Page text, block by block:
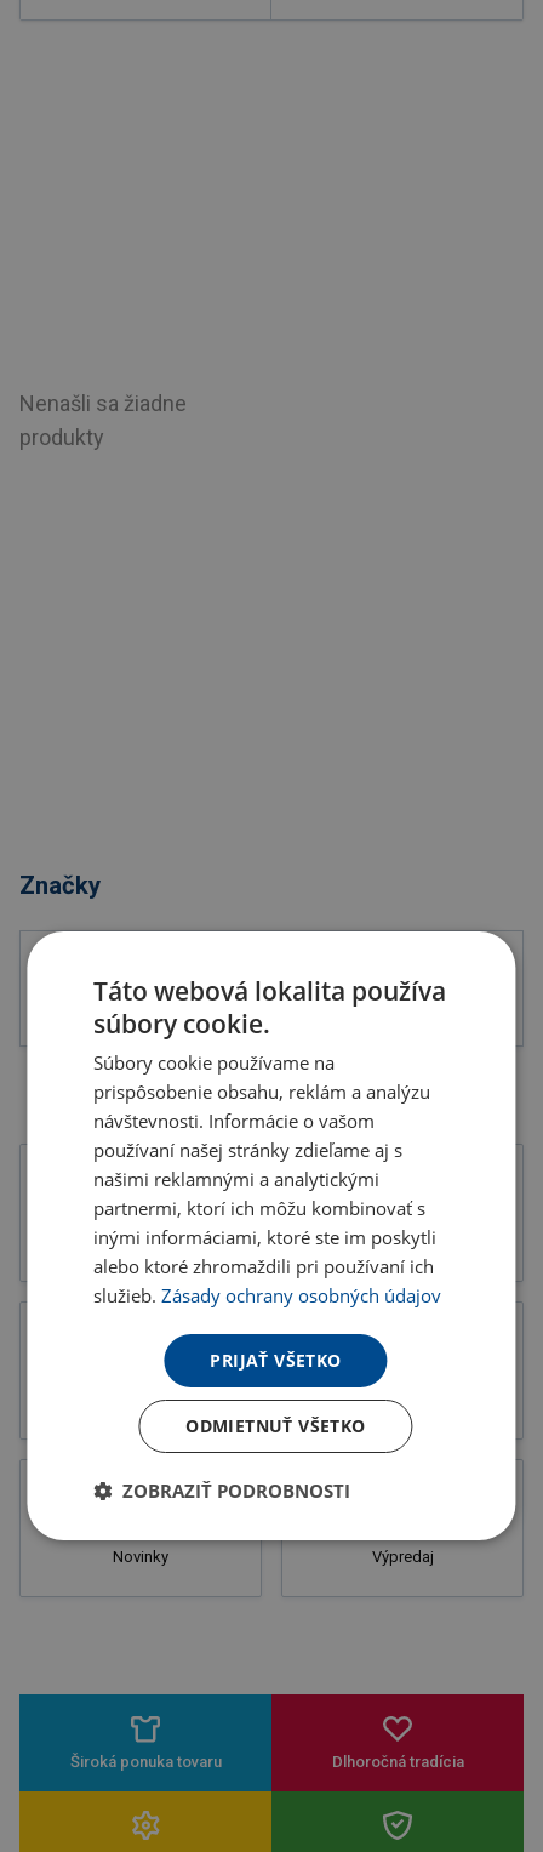
Nenašli sa žiadne
produkty
Značky
Tlačoviny Katalógy
Letáky Potlač
Novinky Výpredaj
Široká ponuka tovaru Dlhoročná tradícia
Táto webová lokalita používa
súbory cookie.
Súbory cookie používame na
prispôsobenie obsahu, reklám a analýzu
návštevnosti. Informácie o vašom
používaní našej stránky zdieľame aj s
našimi reklamnými a analytickými
partnermi, ktorí ich môžu kombinovať s
inými informáciami, ktoré ste im poskytli
alebo ktoré zhromaždili pri používaní ich
služieb.Zásady ochrany osobných údajov
PRIJAŤ VŠETKO
ODMIETNUŤ VŠETKO
ZOBRAZIŤ PODROBNOSTI